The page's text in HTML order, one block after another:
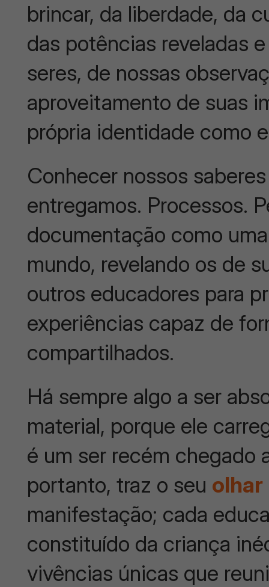
brincar, da liberdade, da
das potências reveladas
seres, de nossas
aproveitamento de suas
própria identidade como
Conhecer nossos
entregamos. Processos.
documentação como
mundo, revelando os de
outros educadores para
experiências capaz de
compartilhados.
Há sempre algo a ser
material, porque ele
é um ser recém chegado
portanto, traz o seu olhar
manifestação; cada
constituído da criança
vivências únicas que